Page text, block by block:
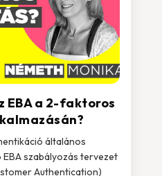
EBA a 2-faktoros
általános
szabályozás tervezet
Authentication)